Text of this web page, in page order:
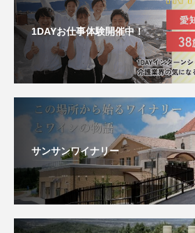
1DAYお仕事体験開催中！
サンサンワイナリー